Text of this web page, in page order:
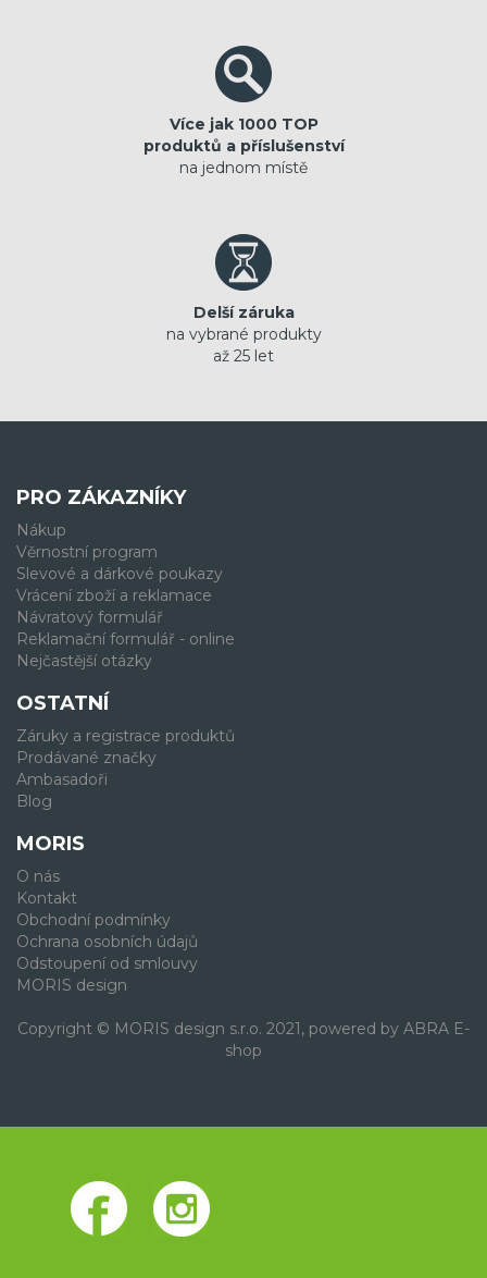
Více jak 1000 TOP
produktů a příslušenství
na jednom místě
Delší záruka
na vybrané produkty
až 25 let
PRO ZÁKAZNÍKY
Nákup
Věrnostní program
Slevové a dárkové poukazy
Vrácení zboží a reklamace
Návratový formulář
Reklamační formulář - online
Nejčastější otázky
OSTATNÍ
Záruky a registrace produktů
Prodávané značky
Ambasadoři
Blog
MORIS
O nás
Kontakt
Obchodní podmínky
Ochrana osobních údajů
Odstoupení od smlouvy
MORIS design
Copyright © MORIS design s.r.o. 2021, powered by ABRA E-
shop